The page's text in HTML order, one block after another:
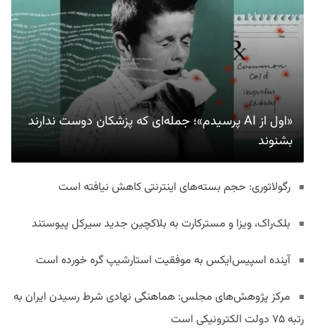
«اول از AI پرسیدم»؛ جمله‌ای که پزشکان دوست ندارند
بشنوند
رگولاتوری: حجم بسته‌های اینترنتی کاهش نیافته است
بلک‌راک، ویزا و مسترکارت به بلاکچین جدید سیرکل پیوستند
آینده اسپیس‌ایکس به موفقیت استارشیپ گره خورده است
مرکز پژوهش‌های مجلس: هماهنگی نهادی شرط رسیدن ایران به
رتبه ۷۵ دولت الکترونیکی است